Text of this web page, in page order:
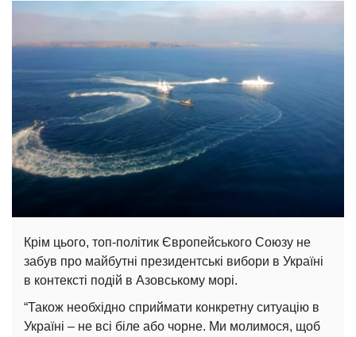
Крім цього, топ-політик Європейського Союзу не
забув про майбутні президентські вибори в Україні
в контексті подій в Азовському морі.
“Також необхідно сприймати конкретну ситуацію в
Україні – не всі біле або чорне. Ми молимося, щоб